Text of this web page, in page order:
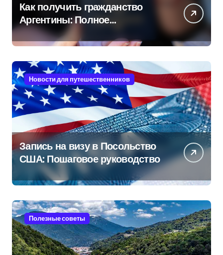
Как получить гражданство
Аргентины: Полное
руководство
Новости для путешественников
Запись на визу в Посольство
США: Пошаговое руководство
Полезные советы